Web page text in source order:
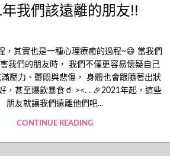
我們該遠離的朋友!!
，其實也是一種心理療癒的過程~😄 當我們
我們的朋友時， 我們不僅更容易懷疑自己
壓力、鬱悶與悲傷， 身體也會跟隨著出狀
，甚至爆飲暴食🥤 ><. . 🎉2021年起，這些
朋友就讓我們遠離他們吧...
CONTINUE READING